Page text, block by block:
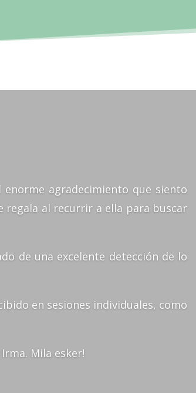
agradecimiento que siento
regala al recurrir a ella para buscar
de una excelente detección de lo
en sesiones individuales, como
Mila esker!